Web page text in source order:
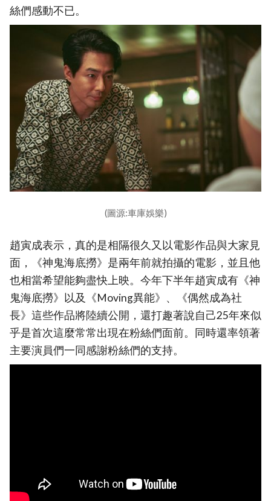
絲們感動不已。
(圖源:車庫娛樂)
趙寅成表示，真的是相隔很久又以電影作品與大家見
面，《神鬼海底撈》是兩年前就拍攝的電影，並且他
也相當希望能夠盡快上映。今年下半年趙寅成有《神
鬼海底撈》以及《Moving異能》、《偶然成為社
長》這些作品將陸續公開，還打趣著說自己25年來似
乎是首次這麼常常出現在粉絲們面前。同時還率領著
主要演員們一同感謝粉絲們的支持。